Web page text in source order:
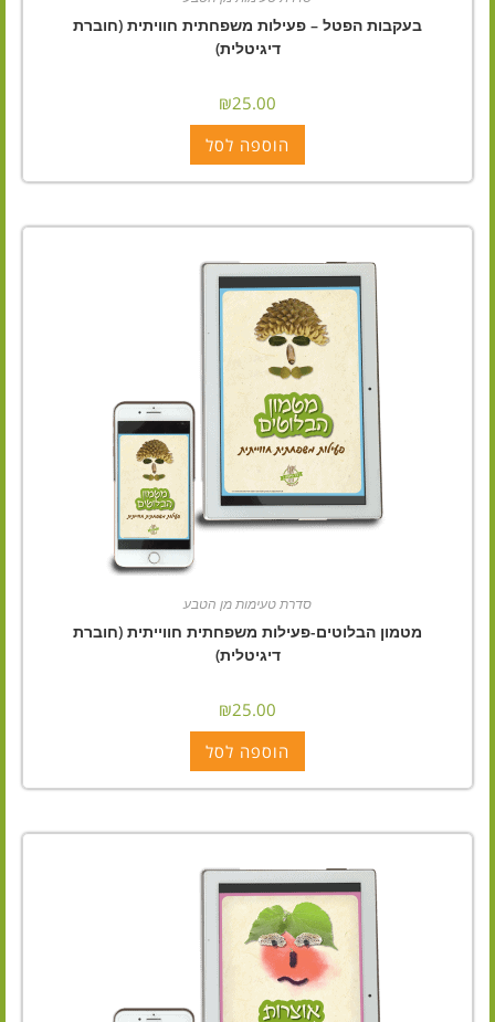
בעקבות הפטל – פעילות משפחתית חוויתית (חוברת
דיגיטלית)
₪25.00
הוספה לסל
סדרת טעימות מן הטבע
מטמון הבלוטים-פעילות משפחתית חווייתית (חוברת
דיגיטלית)
₪25.00
הוספה לסל